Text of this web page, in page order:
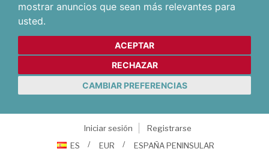
mostrar anuncios que sean más relevantes para
usted.
ACEPTAR
RECHAZAR
CAMBIAR PREFERENCIAS
Iniciar sesión
Registrarse
ES
EUR ESPAÑA PENINSULAR